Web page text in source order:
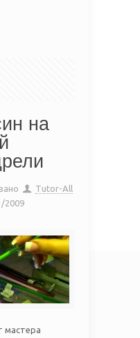
на
Tutor-All
2009
мастера